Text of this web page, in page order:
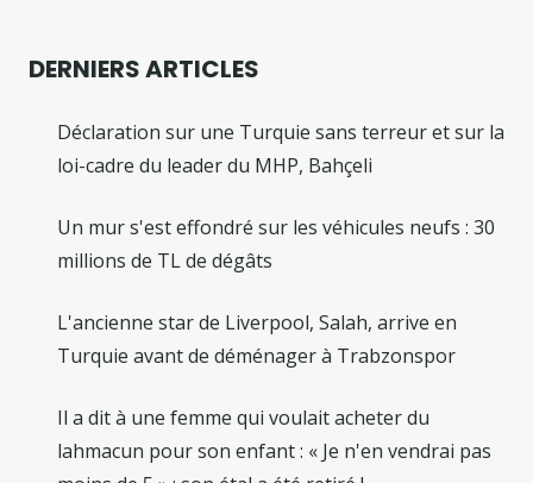
DERNIERS ARTICLES
Déclaration sur une Turquie sans terreur et sur la
loi-cadre du leader du MHP, Bahçeli
Un mur s'est effondré sur les véhicules neufs : 30
millions de TL de dégâts
L'ancienne star de Liverpool, Salah, arrive en
Turquie avant de déménager à Trabzonspor
Il a dit à une femme qui voulait acheter du
lahmacun pour son enfant : « Je n'en vendrai pas